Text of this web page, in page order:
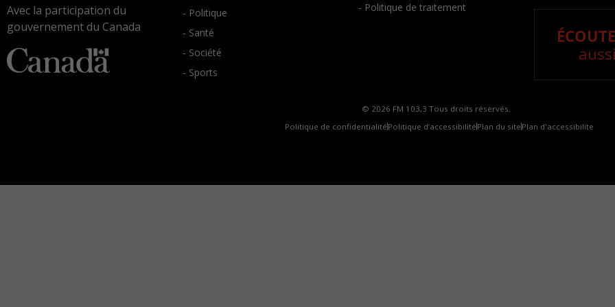
Avec la participation du
gouvernement du Canada
- Politique
- Santé
- Société
- Sports
- Politique de traitement
© 2026 FM 103,3 Tous droits réservés.
Politique de confidentialité Politique d’accessibilité Plan du site Plan d'accessibilite